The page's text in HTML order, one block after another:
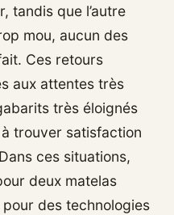
tandis que l’autre
mou, aucun des
Ces retours
aux attentes très
très éloignés
trouver satisfaction
ces situations,
deux matelas
des technologies